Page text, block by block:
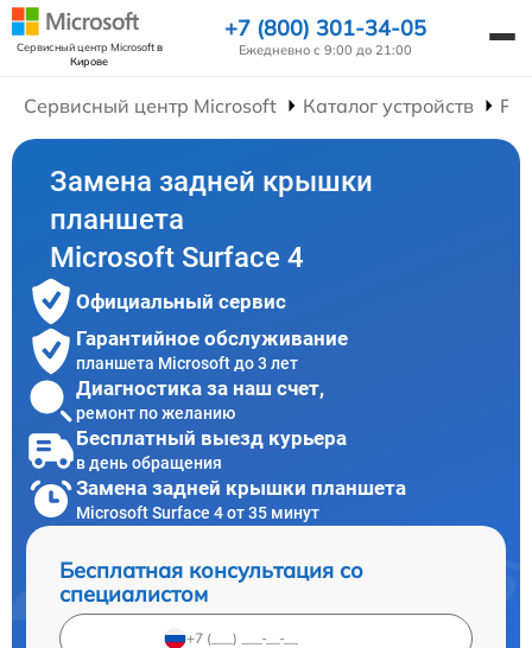
Сервисный центр Microsoftв
Кирове
+7 (800) 301-34-05
Ежедневно с 9:00 до 21:00
Сервисный центр Microsoft Каталог устройств
Замена задней крышки
планшета
Microsoft Surface 4
Официальный сервис
Гарантийное обслуживание
планшета Microsoft до 3 лет
Диагностика за наш счет,
ремонт по желанию
Бесплатный выезд курьера
в день обращения
Замена задней крышки планшета
Microsoft Surface 4 от 35 минут
Бесплатная консультация со
специалистом